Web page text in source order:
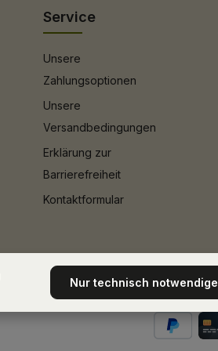
Service
Unsere
Zahlungsoptionen
Unsere
Versandbedingungen
Erklärung zur
Barrierefreiheit
Kontaktformular
Nur technisch notwendige